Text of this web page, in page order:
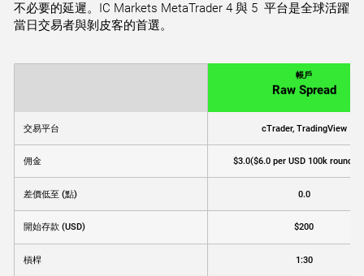
不必要的延遲。IC Markets MetaTrader 4 與 5 平台是全球活躍
當日交易者與剝皮客的首選。
交易平台
佣金
差價低至 (點)
開始存款 (USD)
槓桿
帳戶
Raw Spread
cTrader, TradingView
$3.0($6.0 per USD 100k round
0.0
$200
1:30